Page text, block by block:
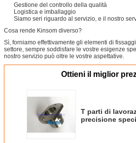
Gestione del controllo della qualità
Logistica e imballaggio
Siamo seri riguardo al servizio, e il nostro
Cosa rende Kinsom diverso?
Sì, forniamo effettivamente gli elementi di
settore, sempre soddisfare le vostre esigenze
nostro servizio può oltre le vostre aspettative.
Ottieni il miglior
T parti di
precisione